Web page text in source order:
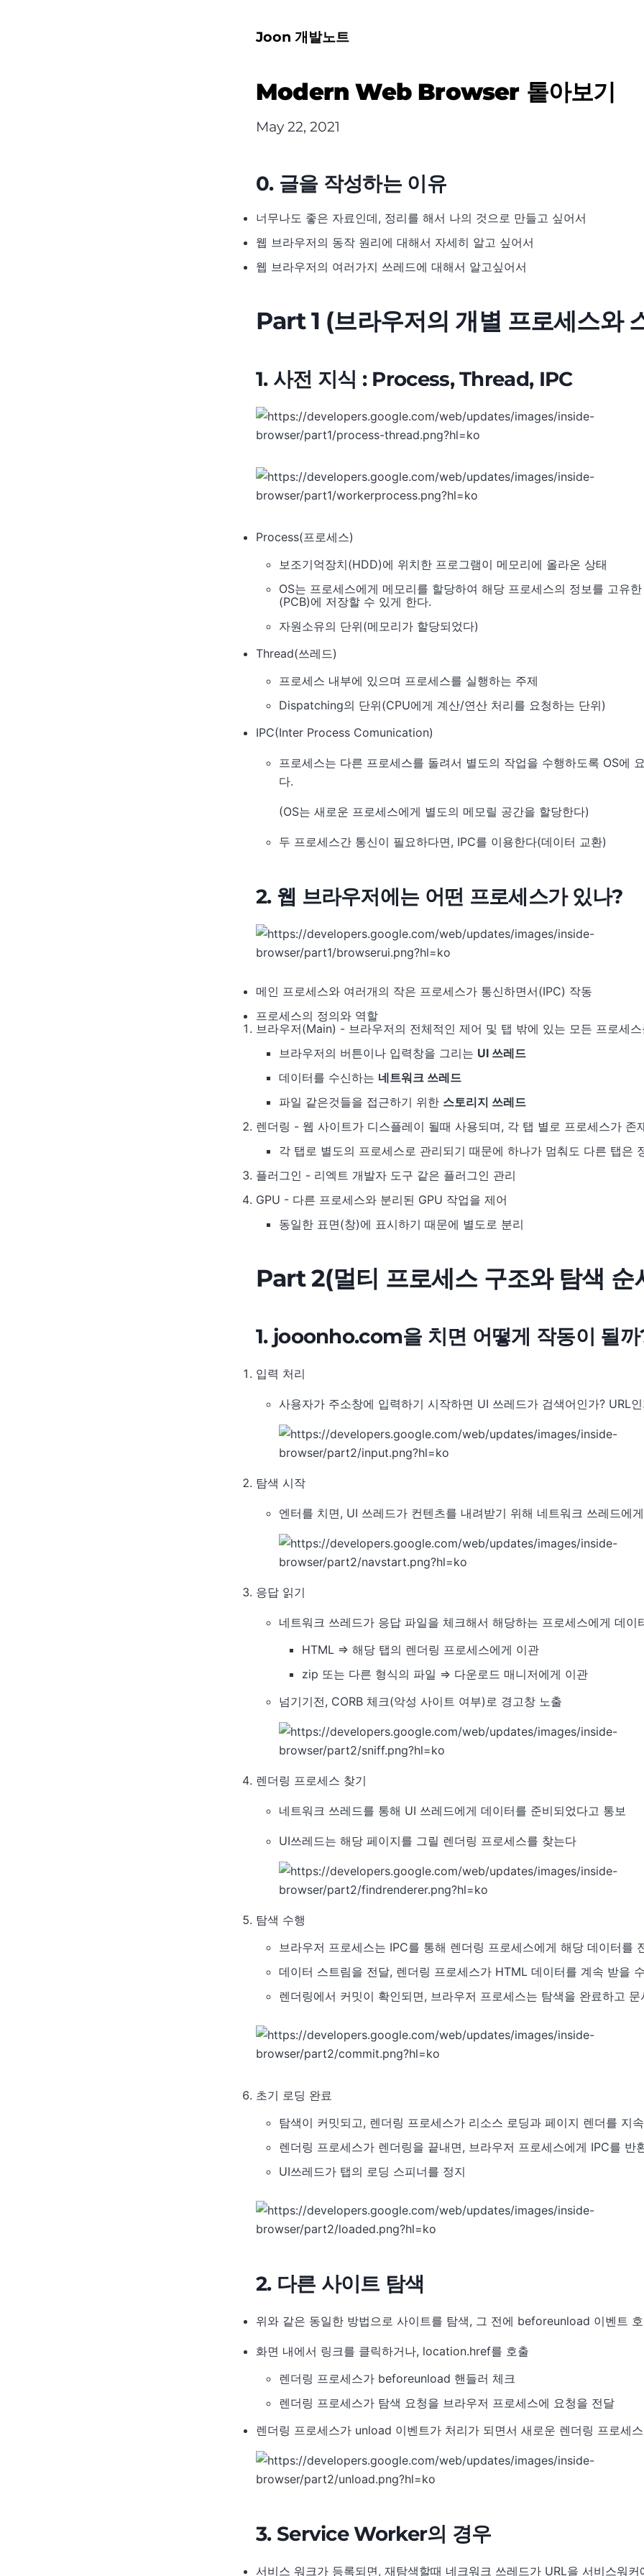
Joon 개발노트
Modern Web Browser 톹아보기
May 22, 2021
0. 글을 작성하는 이유
너무나도 좋은 자료인데, 정리를 해서 나의 것으로 만들고 싶어서
웹 브라우저의 동작 원리에 대해서 자세히 알고 싶어서
웹 브라우저의 여러가지 쓰레드에 대해서 알고싶어서
Part 1 (브라우저의 개별 프로세스와
1. 사전 지식 : Process, Thread, IPC
Process(프로세스)
보조기억장치(HDD)에 위치한 프로그램이 메모리에 올라온 상태
OS는 프로세스에게 메모리를 할당하여 해당 프로세스의 정보를 고유
(PCB)에 저장할 수 있게 한다.
자원소유의 단위(메모리가 할당되었다)
Thread(쓰레드)
프로세스 내부에 있으며 프로세스를 실행하는 주제
Dispatching의 단위(CPU에게 계산/연산 처리를 요청하는 단위)
IPC(Inter Process Comunication)
프로세스는 다른 프로세스를 돌려서 별도의 작업을 수행하도록 OS에
다.
(OS는 새로운 프로세스에게 별도의 메모릴 공간을 할당한다)
두 프로세스간 통신이 필요하다면, IPC를 이용한다(데이터 교환)
2. 웹 브라우저에는 어떤 프로세스가 있나?
메인 프로세스와 여러개의 작은 프로세스가 통신하면서(IPC) 작동
프로세스의 정의와 역할
브라우저(Main) - 브라우저의 전체적인 제어 및 탭 밖에 있는 모든 프로세
브라우저의 버튼이나 입력창을 그리는 UI 쓰레드
데이터를 수신하는 네트워크 쓰레드
파일 같은것들을 접근하기 위한 스토리지 쓰레드
렌더링 - 웹 사이트가 디스플레이 될때 사용되며, 각 탭 별로 프로세스가 존
각 탭로 별도의 프로세스로 관리되기 때문에 하나가 멈춰도 다른 탭은
플러그인 - 리엑트 개발자 도구 같은 플러그인 관리
GPU - 다른 프로세스와 분리된 GPU 작업을 제어
동일한 표면(창)에 표시하기 때문에 별도로 분리
Part 2(멀티 프로세스 구조와 탐색 순
1. jooonho.com을 치면 어떻게 작동이 될까
입력 처리
사용자가 주소창에 입력하기 시작하면 UI 쓰레드가 검색어인가? URL
탐색 시작
엔터를 치면, UI 쓰레드가 컨텐츠를 내려받기 위해 네트워크 쓰레드에
응답 읽기
네트워크 쓰레드가 응답 파일을 체크해서 해당하는 프로세스에게 데이
HTML ⇒ 해당 탭의 렌더링 프로세스에게 이관
zip 또는 다른 형식의 파일 ⇒ 다운로드 매니저에게 이관
넘기기전, CORB 체크(악성 사이트 여부)로 경고창 노출
렌더링 프로세스 찾기
네트워크 쓰레드를 통해 UI 쓰레드에게 데이터를 준비되었다고 통보
UI쓰레드는 해당 페이지를 그릴 렌더링 프로세스를 찾는다
탐색 수행
브라우저 프로세스는 IPC를 통해 렌더링 프로세스에게 해당 데이터를
데이터 스트림을 전달, 렌더링 프로세스가 HTML 데이터를 계속 받을
렌더링에서 커밋이 확인되면, 브라우저 프로세스는 탐색을 완료하고
초기 로딩 완료
탐색이 커밋되고, 렌더링 프로세스가 리소스 로딩과 페이지 렌더를 지속
렌더링 프로세스가 렌더링을 끝내면, 브라우저 프로세스에게 IPC를 반
UI쓰레드가 탭의 로딩 스피너를 정지
2. 다른 사이트 탐색
위와 같은 동일한 방법으로 사이트를 탐색, 그 전에 beforeunload 이벤트
화면 내에서 링크를 클릭하거나, location.href를 호출
렌더링 프로세스가 beforeunload 핸들러 체크
렌더링 프로세스가 탐색 요청을 브라우저 프로세스에 요청을 전달
렌더링 프로세스가 unload 이벤트가 처리가 되면서 새로운 렌더링 프로세
3. Service Worker의 경우
서비스 워크가 등록되면, 재탐색할때 네크워크 쓰레드가 URL을 서비스워커